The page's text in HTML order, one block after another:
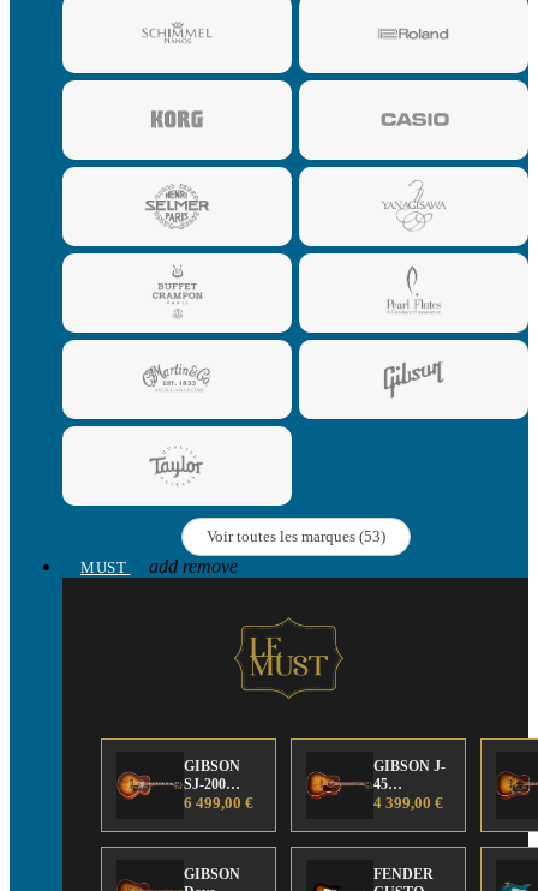
Voir toutes les marques (53)
MUST
add remove
GIBSON
SJ-200
Anniversary
Edition
6 499,00 €
GIBSON J-
45
Anniversary
Edition
4 399,00 €
GIBSON
FENDER